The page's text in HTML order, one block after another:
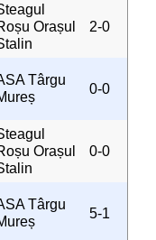
Orașul
2-0
Târgu
0-0
Orașul
0-0
Târgu
5-1